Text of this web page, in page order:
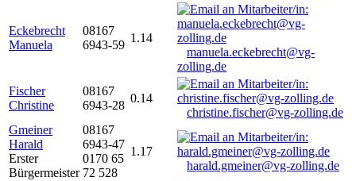
Eckebrecht
Manuela
08167
6943-59
1.14
manuela.eckebrecht@vg-
zolling.de
Fischer
Christine
08167
6943-28
0.14
christine.fischer@vg-zolling.de
Gmeiner
Harald
Erster
Bürgermeister
08167
6943-47
0170 65
72 528
1.17
harald.gmeiner@vg-zolling.de